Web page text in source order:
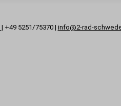
| +49 5251/75370 | info@2-rad-